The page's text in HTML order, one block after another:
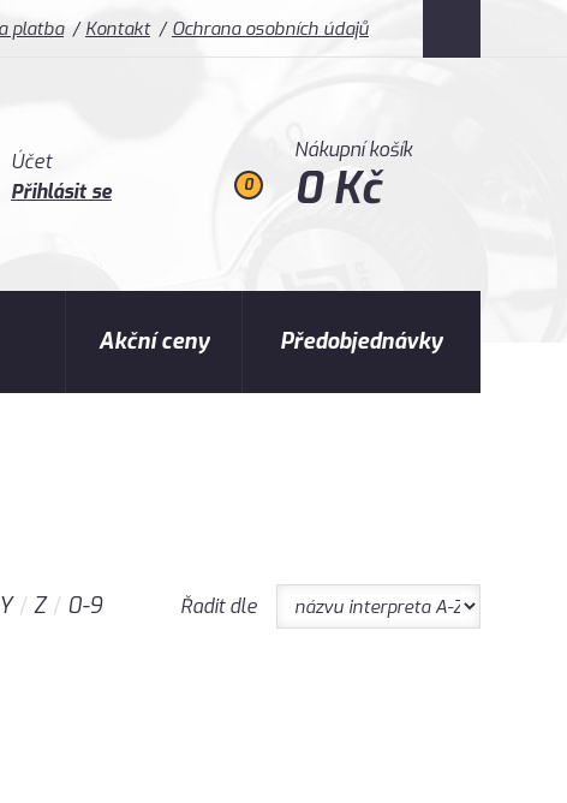
platba Kontakt Ochrana osobních údajů
Účet
Přihlásit se
0
Nákupní košík
0 Kč
Akční ceny Předobjednávky
Y Z 0-9 Řadit dle